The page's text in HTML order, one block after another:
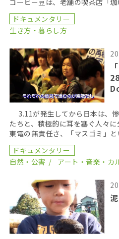
コーヒー豆は、老舗の喫茶店「
る。「倉木コーヒー商店」の三
ドキュメンタリー
生き方・暮らし方
3.11が発生してから日本は、
たちと、積極的に耳を塞ぐ人々
東電の無責任さ、「マスゴミ」
することにも疲れを感じはじめ
ドキュメンタリー
自然・公害
アート・音楽・カ